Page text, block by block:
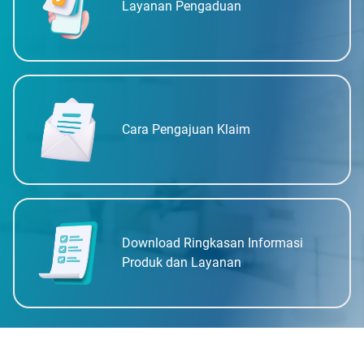
Layanan Pengaduan
Cara Pengajuan Klaim
Download Ringkasan Informasi
Produk dan Layanan